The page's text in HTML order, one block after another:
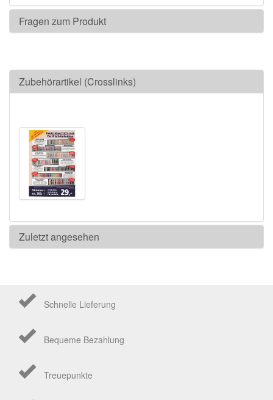
Fragen zum Produkt
Zubehörartikel (Crosslinks)
Zuletzt angesehen
Schnelle Lieferung
Bequeme Bezahlung
Treuepunkte